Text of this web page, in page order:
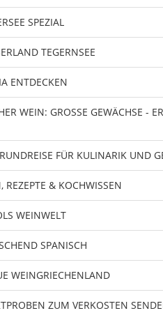
SPEZIAL
TEGERNSEE
ENTDECKEN
WEIN: GROSSE GEWÄCHSE -
FÜR KULINARIK UND
REZEPTE & KOCHWISSEN
WEINWELT
SPANISCH
WEINGRIECHENLAND
ZUM VERKOSTEN